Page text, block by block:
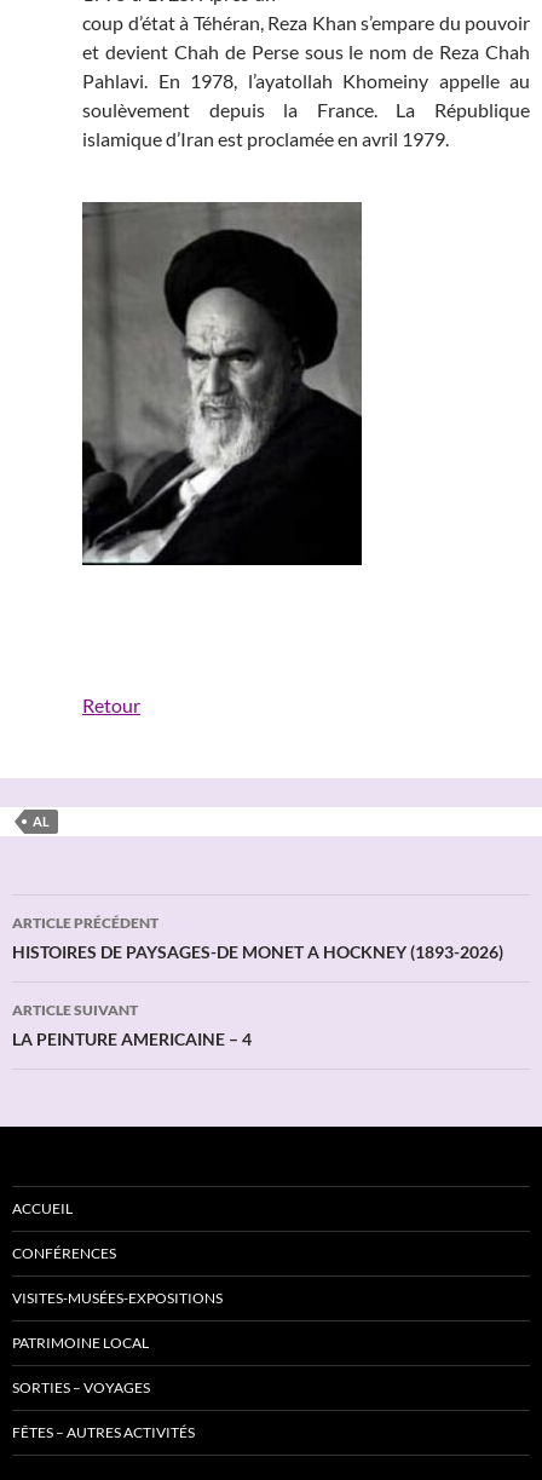
coup d’état à Téhéran, Reza Khan s’empare du pouvoir
et devient Chah de Perse sous le nom de Reza Chah
Pahlavi. En 1978, l’ayatollah Khomeiny appelle au
soulèvement depuis la France. La République
islamique d’Iran est proclamée en avril 1979.
Retour
AL
Navigation
des
articles
ARTICLE PRÉCÉDENT
HISTOIRES DE PAYSAGES-DE MONET A HOCKNEY (1893-2026)
ARTICLE SUIVANT
LA PEINTURE AMERICAINE – 4
ACCUEIL
CONFÉRENCES
VISITES-MUSÉES-EXPOSITIONS
PATRIMOINE LOCAL
SORTIES – VOYAGES
FÊTES – AUTRES ACTIVITÉS